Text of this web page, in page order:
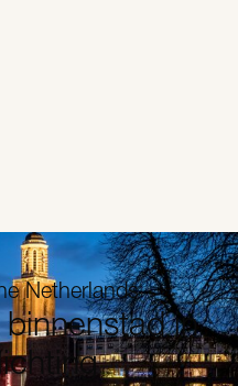
Netherlands
in